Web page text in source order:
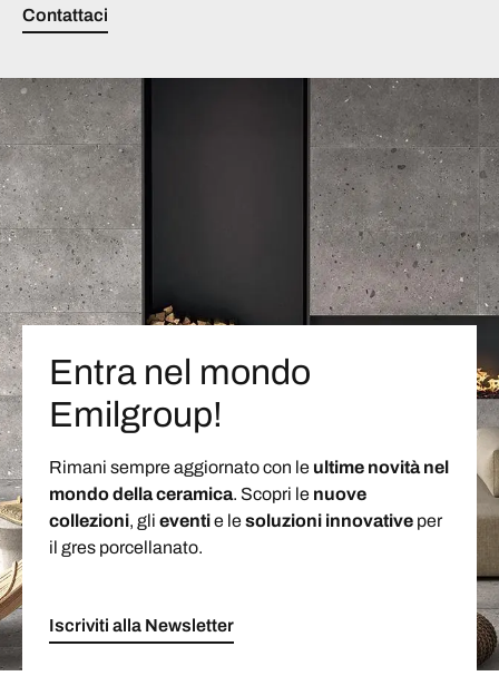
Contattaci
Entra nel mondo
Emilgroup!
Rimani sempre aggiornato con le ultime novità nel
mondo della ceramica. Scopri le nuove
collezioni, gli eventie lesoluzioni innovative per
il gres porcellanato.
Iscriviti alla Newsletter